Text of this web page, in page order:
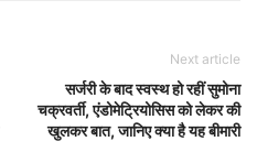
Next article
सर्जरी के बाद स्वस्थ हो रहीं सुमोना
चक्रवर्ती, एंडोमेट्रियोसिस को लेकर की
खुलकर बात, जानिए क्या है यह बीमारी